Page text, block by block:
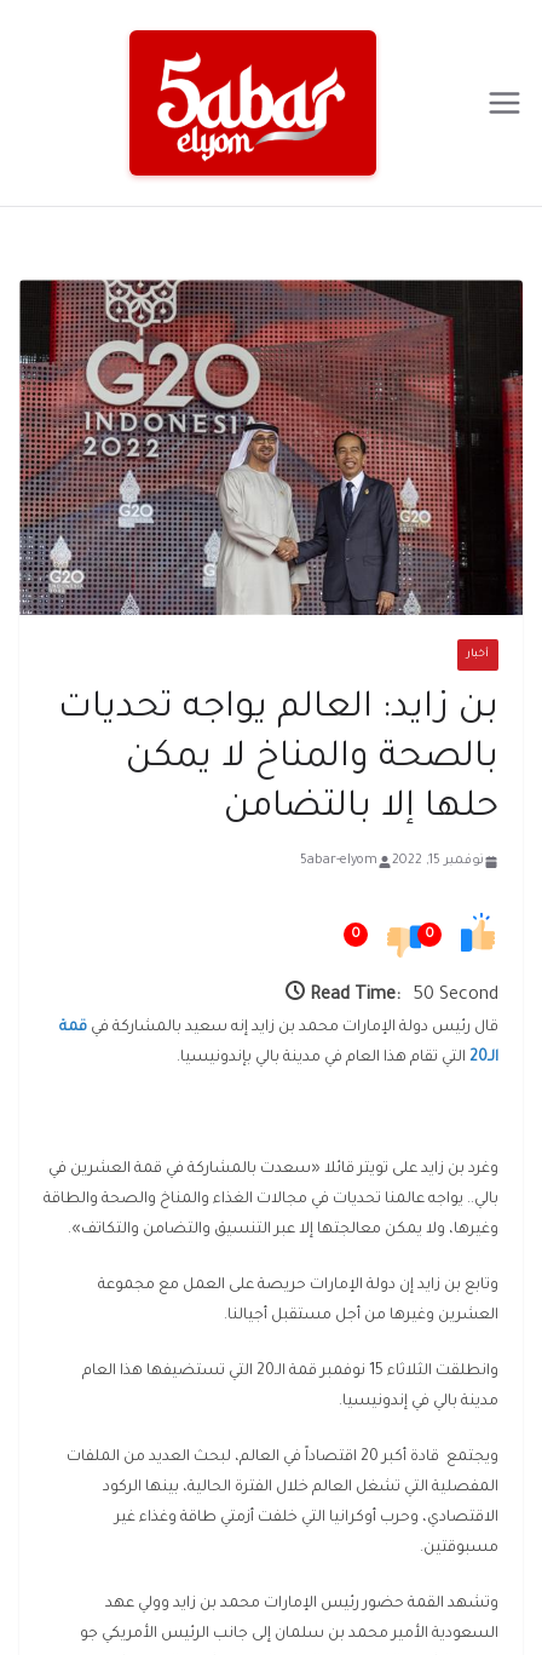
أخبار
بن زايد: العالم يواجه تحديات
بالصحة والمناخ لا يمكن
حلها إلا بالتضامن
نوفمبر 15, 2022 5abar-elyom
0
0
Read Time: 50 Second
قال رئيس دولة الإمارات محمد بن زايد إنه سعيد بالمشاركة في قمة
الـ20
التي تقام هذا العام في مدينة بالي بإندونيسيا.
وغرد بن زايد على تويتر قائلا «سعدت بالمشاركة في قمة العشرين في
بالي.. يواجه عالمنا تحديات في مجالات الغذاء والمناخ والصحة والطاقة
وغيرها، ولا يمكن معالجتها إلا عبر التنسيق والتضامن والتكاتف».
وتابع بن زايد إن دولة الإمارات حريصة على العمل مع مجموعة
العشرين وغيرها من أجل مستقبل أجيالنا.
وانطلقت الثلاثاء 15 نوفمبر قمة الـ20 التي تستضيفها هذا العام
مدينة بالي في إندونيسيا.
ويجتمع قادة أكبر 20 اقتصاداً في العالم، لبحث العديد من الملفات
المفصلية التي تشغل العالم خلال الفترة الحالية، بينها الركود
الاقتصادي، وحرب أوكرانيا التي خلفت أزمتي طاقة وغذاء غير
مسبوقتين.
وتشهد القمة حضور رئيس الإمارات محمد بن زايد وولي عهد
السعودية الأمير محمد بن سلمان إلى جانب الرئيس الأمريكي جو